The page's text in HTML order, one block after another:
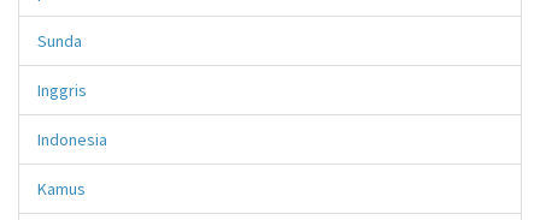
Sunda
Inggris
Indonesia
Kamus